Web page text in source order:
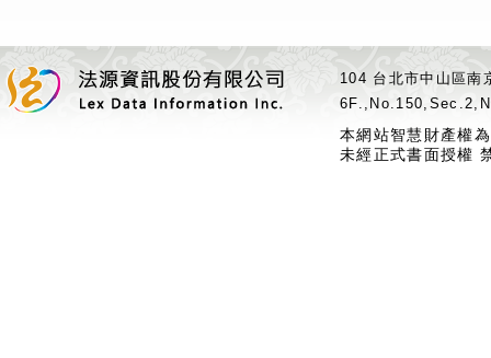
104 台北市中山區
本網站智慧財產權
未經正式書面授權